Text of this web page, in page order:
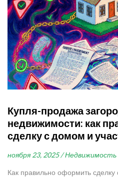
Купля-продажа
недвижимости: как
сделку с домом и
ноября 23, 2025 / Недвижимость
Как правильно оформить